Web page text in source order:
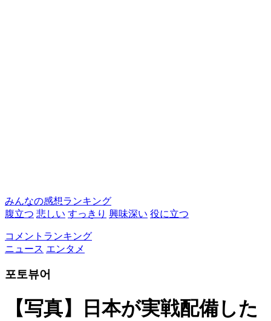
みんなの感想ランキング
腹立つ 悲しい すっきり 興味深い 役に立つ
コメントランキング
ニュース エンタメ
포토뷰어
【写真】日本が実戦配備した